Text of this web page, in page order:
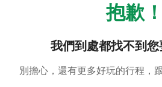
抱歉！
我們到處都找不到
別擔心，還有更多好玩的行程，